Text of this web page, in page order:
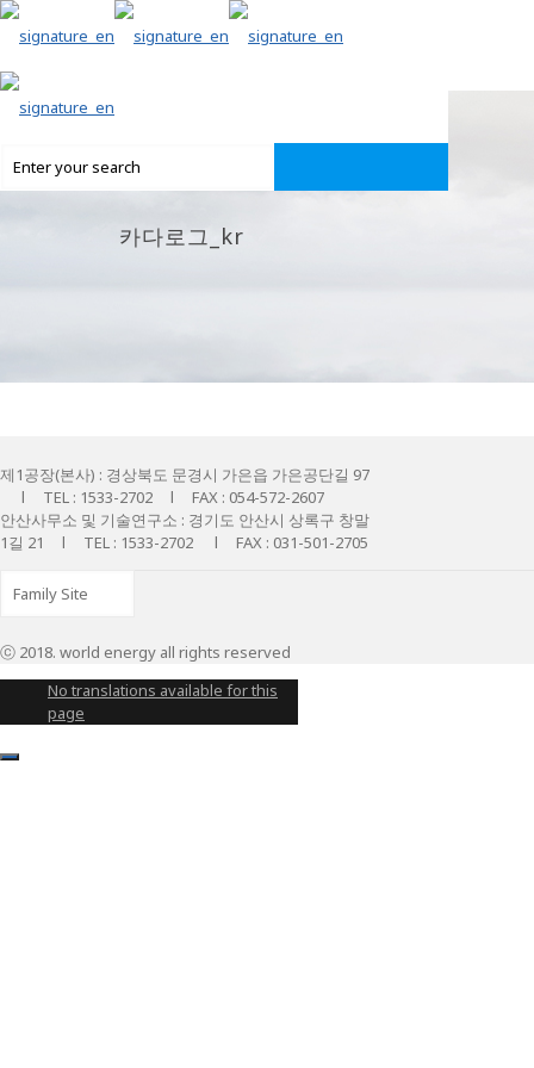
카다로그_kr
제1공장(본사) : 경상북도 문경시 가은읍 가은공단길 97
l TEL : 1533-2702 l FAX : 054-572-2607
안산사무소 및 기술연구소 : 경기도 안산시 상록구 창말
1길 21 l TEL : 1533-2702 l FAX : 031-501-2705
ⓒ 2018. world energy all rights reserved
No translations available for this
page